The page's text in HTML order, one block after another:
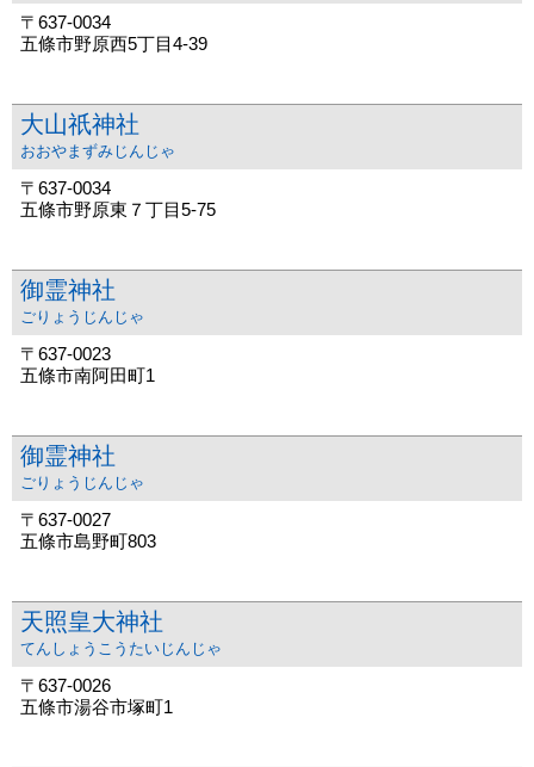
〒637-0034
五條市野原西5丁目4-39
大山祇神社
おおやまずみじんじゃ
〒637-0034
五條市野原東７丁目5-75
御霊神社
ごりょうじんじゃ
〒637-0023
五條市南阿田町1
御霊神社
ごりょうじんじゃ
〒637-0027
五條市島野町803
天照皇大神社
てんしょうこうたいじんじゃ
〒637-0026
五條市湯谷市塚町1